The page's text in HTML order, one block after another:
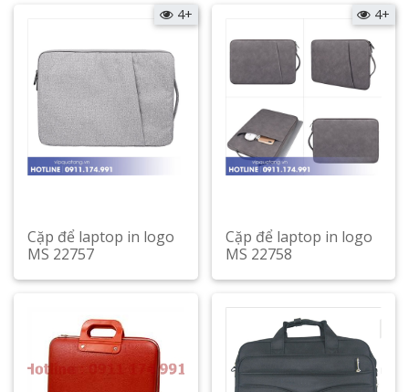
4+
Cặp để laptop in logo
MS 22757
Xem chi tiết
4+
Cặp để laptop in logo
MS 22758
Xem chi tiết